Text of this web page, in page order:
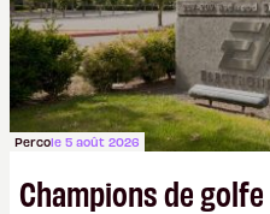
Percole 5 août 2026
Champions de golfe